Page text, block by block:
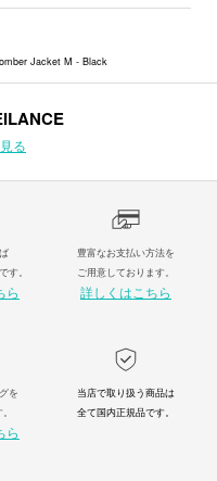
Jacket M - Black
る
す。
ら
豊富なお支払い方法を
ご用意しております。
詳しくはこちら
を
ら
当店で取り扱う商品は
全て国内正規品です。